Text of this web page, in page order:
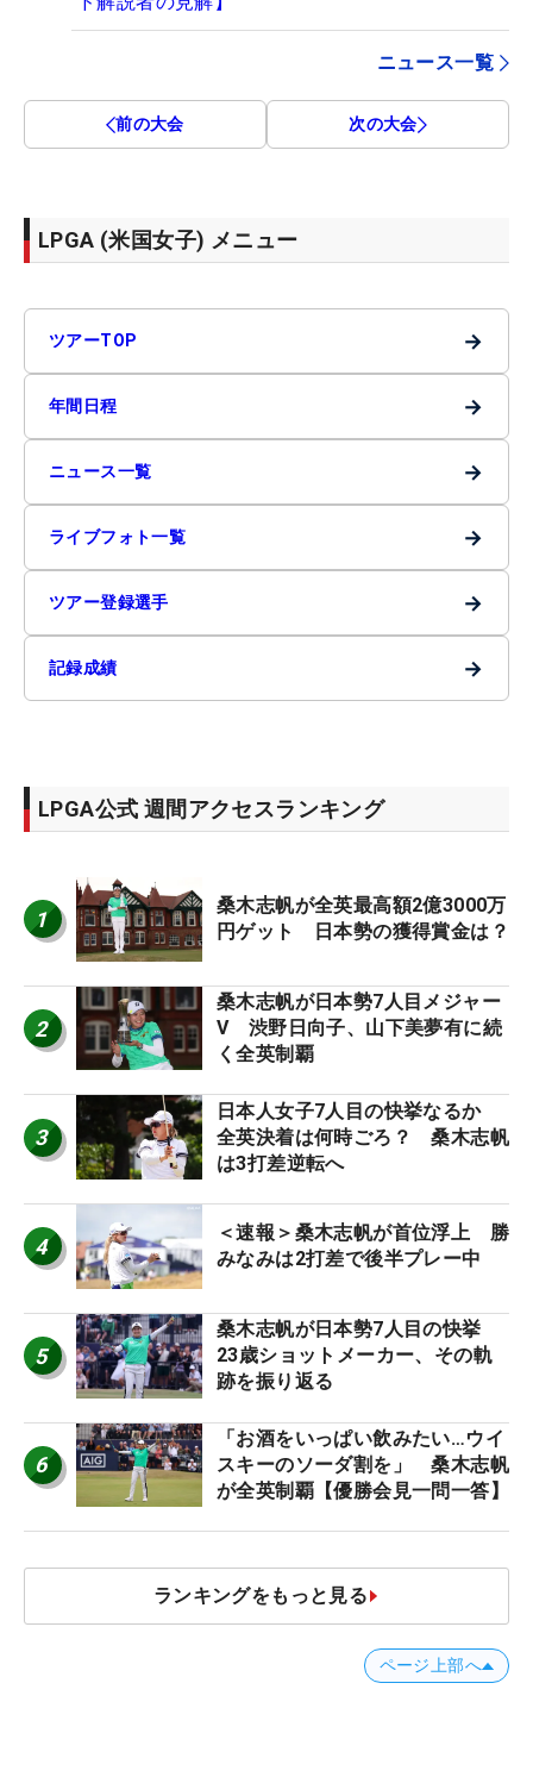
ニュース一覧
前の大会 次の大会
LPGA (米国女子) メニュー
ツアーTOP →
年間日程 →
ニュース一覧 →
ライブフォト一覧 →
ツアー登録選手 →
記録成績 →
LPGA公式 週間アクセスランキング
1
桑木志帆が全英最高額2億3000万
円ゲット 日本勢の獲得賞金は？
2
桑木志帆が日本勢7人目メジャー
V 渋野日向子、山下美夢有に続
く全英制覇
3
日本人女子7人目の快挙なるか
全英決着は何時ごろ？ 桑木志帆
は3打差逆転へ
4
＜速報＞桑木志帆が首位浮上 勝
みなみは2打差で後半プレー中
5
桑木志帆が日本勢7人目の快挙
23歳ショットメーカー、その軌
跡を振り返る
6
「お酒をいっぱい飲みたい…ウイ
スキーのソーダ割を」 桑木志帆
が全英制覇【優勝会見一問一答】
ランキングをもっと見る
ページ上部へ